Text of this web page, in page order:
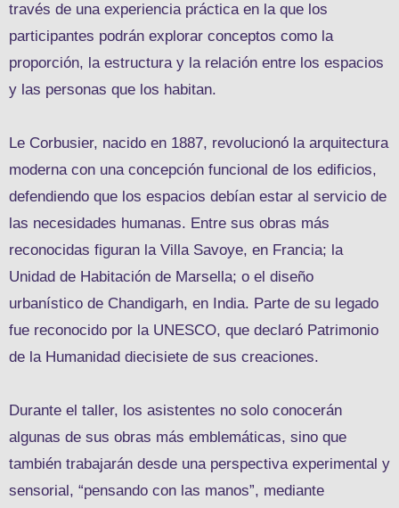
través de una experiencia práctica en la que los
participantes podrán explorar conceptos como la
proporción, la estructura y la relación entre los espacios
y las personas que los habitan.
Le Corbusier, nacido en 1887, revolucionó la arquitectura
moderna con una concepción funcional de los edificios,
defendiendo que los espacios debían estar al servicio de
las necesidades humanas. Entre sus obras más
reconocidas figuran la Villa Savoye, en Francia; la
Unidad de Habitación de Marsella; o el diseño
urbanístico de Chandigarh, en India. Parte de su legado
fue reconocido por la UNESCO, que declaró Patrimonio
de la Humanidad diecisiete de sus creaciones.
Durante el taller, los asistentes no solo conocerán
algunas de sus obras más emblemáticas, sino que
también trabajarán desde una perspectiva experimental y
sensorial, “pensando con las manos”, mediante